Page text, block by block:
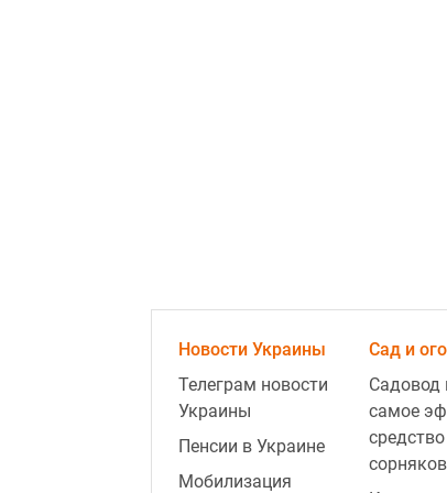
Новости Украины
Телеграм новости
Украины
Пенсии в Украине
Мобилизация
Сад и
Садовод
самое
сорняков